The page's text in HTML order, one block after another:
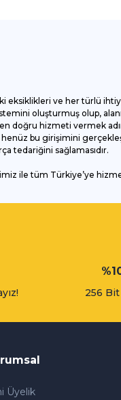
Gönder
ve her türlü
oluşturmuş olup,
doğru hizmeti vermek
bu girişimini
tedariğini sağlamasıdır.
ile tüm Türkiye’ye
256
Üyelik